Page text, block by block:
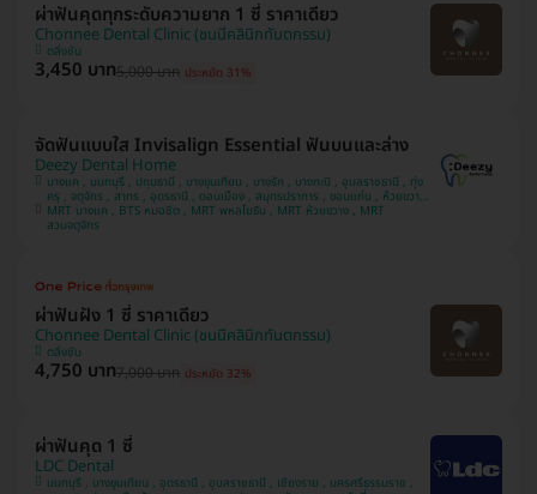
ผ่าฟันคุดทุกระดับความยาก 1 ซี่ ราคาเดียว
Chonnee Dental Clinic (ชนนีคลินิกทันตกรรม)
ตลิ่งชัน
3,450 บาท5,000 บาท ประหยัด 31%
จัดฟันแบบใส Invisalign Essential ฟันบนและล่าง
Deezy Dental Home
บางแค , นนทบุรี , ปทุมธานี , บางขุนเทียน , บางรัก , บางกะปิ , อุบลราชธานี , ทุ่ง
ครุ , จตุจักร , สาทร , อุดรธานี , ดอนเมือง , สมุทรปราการ , ขอนแก่น , ห้วยขวาง
, วังทองหลาง , มีนบุรี
MRT บางแค , BTS หมอชิต , MRT พหลโยธิน , MRT ห้วยขวาง , MRT
สวนจตุจักร
ผ่าฟันฝัง 1 ซี่ ราคาเดียว
Chonnee Dental Clinic (ชนนีคลินิกทันตกรรม)
ตลิ่งชัน
4,750 บาท7,000 บาท ประหยัด 32%
ผ่าฟันคุด 1 ซี่
LDC Dental
นนทบุรี , บางขุนเทียน , อุดรธานี , อุบลราชธานี , เชียงราย , นครศรีธรรมราช ,